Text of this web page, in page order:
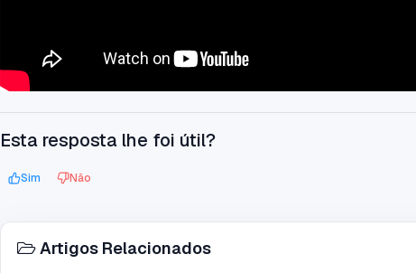
Esta resposta lhe foi útil?
Sim Não
Artigos Relacionados